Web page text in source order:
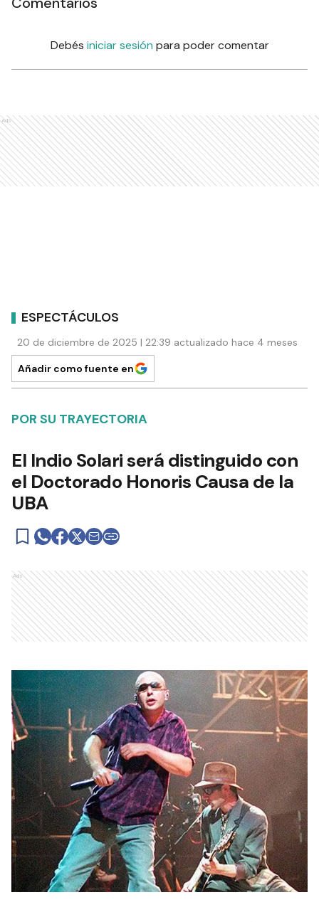
Debés iniciar sesión para poder comentar
Ads
ESPECTÁCULOS
20 de diciembre de 2025 | 22:39 actualizado hace 4 meses
Añadir como fuente en
POR SU TRAYECTORIA
El Indio Solari será distinguido con
el Doctorado Honoris Causa de la
UBA
Ads